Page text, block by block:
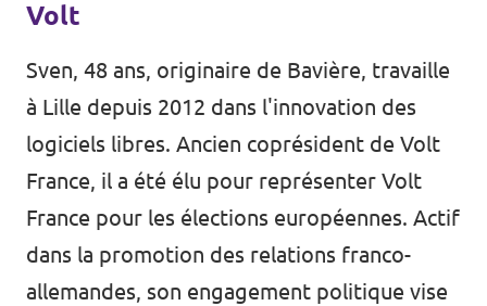
Volt
Sven, 48 ans, originaire de Bavière, travaille
à Lille depuis 2012 dans l'innovation des
logiciels libres. Ancien coprésident de Volt
France, il a été élu pour représenter Volt
France pour les élections européennes. Actif
dans la promotion des relations franco-
allemandes, son engagement politique vise